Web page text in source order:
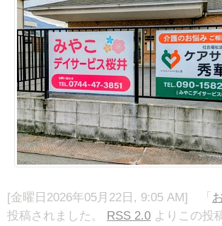
[金曜日2026年05月22日, 9:05 AM] 「
投稿されました。 RSS 2.0 よりこの投